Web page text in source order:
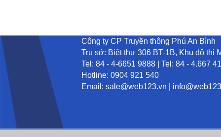
Công ty CP Truyền thông Phú An Bình
Trụ sở: Biệt thự 306 BT-1B, Khu đô thị
Tel: 84 - 4-6651 9888 | Tel: 84 - 4.667
Hotline: 0904 921 540
Email: sale@web123.vn